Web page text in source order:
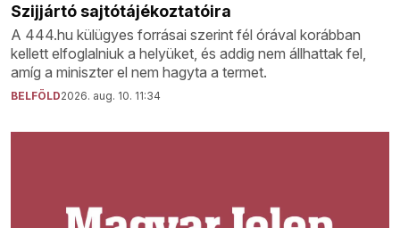
Szijjártó sajtótájékoztatóira
A 444.hu külügyes forrásai szerint fél órával korábban
kellett elfoglalniuk a helyüket, és addig nem állhattak fel,
amíg a miniszter el nem hagyta a termet.
BELFÖLD2026. aug. 10. 11:34